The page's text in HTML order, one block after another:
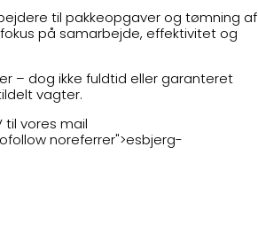
til pakkeopgaver og tømning af
på samarbejde, effektivitet og
– dog ikke fuldtid eller garanteret
vagter.
til vores mail
noreferrer">esbjerg-